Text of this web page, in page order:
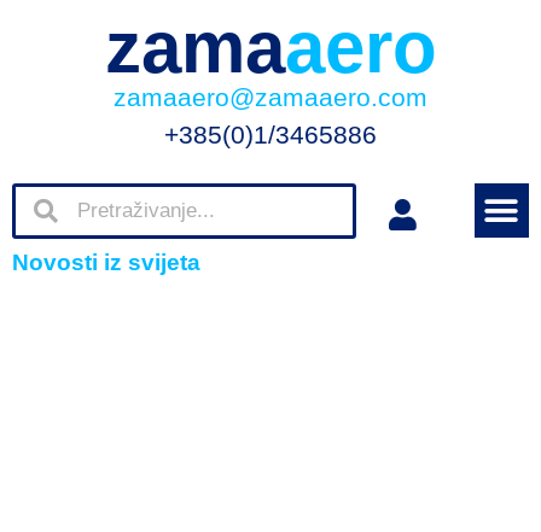
zamaaero
zamaaero@zamaaero.com
+385(0)1/3465886
Novosti iz svijeta